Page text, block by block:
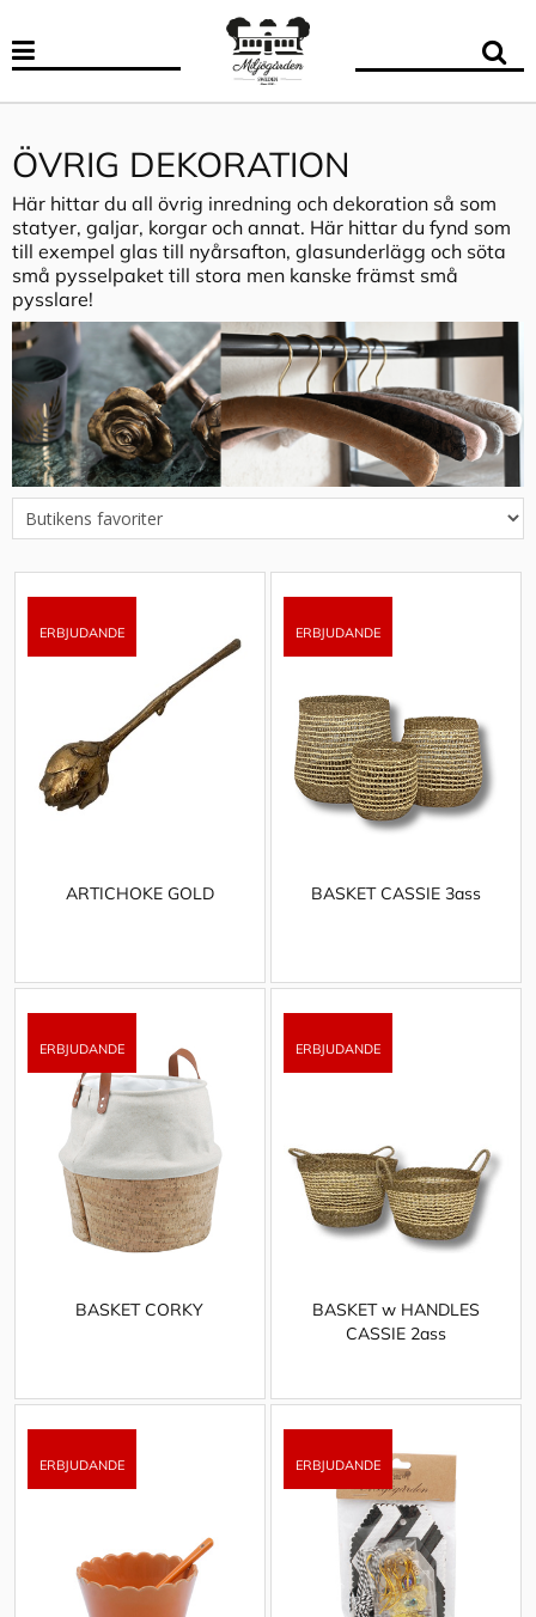
ÖVRIG DEKORATION
Här hittar du all övrig inredning och dekoration så som
statyer, galjar, korgar och annat. Här hittar du fynd som
till exempel glas till nyårsafton, glasunderlägg och söta
små pysselpaket till stora men kanske främst små
pysslare!
ARTICHOKE GOLD BASKET CASSIE 3ass
BASKET CORKY
BASKET w HANDLES
CASSIE 2ass